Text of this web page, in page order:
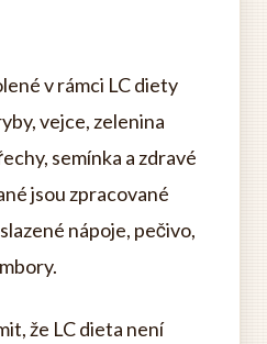
v rámci LC diety
vejce, zelenina
semínka a zdravé
jsou zpracované
nápoje, pečivo,
že LC dieta není